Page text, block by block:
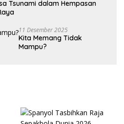
Tsunami dalam Hempasan
11 Desember 2025
Kita Memang Tidak
Mampu?